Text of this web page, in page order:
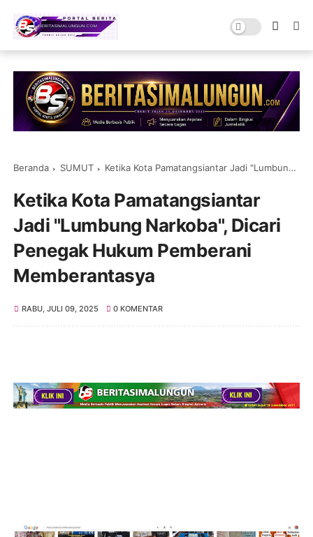
Beranda SUMUT Ketika Kota Pamatangsiantar Jadi "Lumbung Narkoba", Dicari Penegak Hukum Pemberani Memberantasya
Ketika Kota Pamatangsiantar
Jadi "Lumbung Narkoba", Dicari
Penegak Hukum Pemberani
Memberantasya
RABU, JULI 09, 2025 0 KOMENTAR